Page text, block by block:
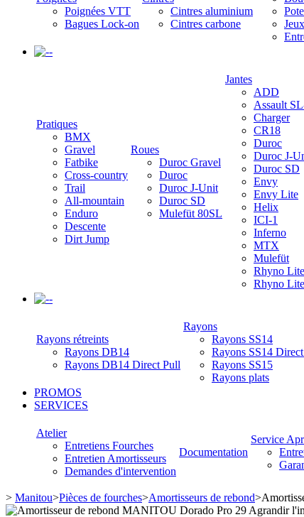
Poignées VTT
Bagues Lock-on
Cintres aluminium
Cintres carbone
-
Pratiques
BMX
Gravel
Fatbike
Cross-country
Trail
All-mountain
Enduro
Descente
Dirt Jump
Roues
Duroc Gravel
Duroc
Duroc J-Unit
Duroc SD
Mulefüt 80SL
Jantes
ADD
Assault
Charger
CR18
Duroc
Duroc J-
Duroc SD
Envy
Envy Lite
Helix
ICI-1
Inferno
MTX
Mulefüt
Rhyno Lite
Rhyno
-
Rayons rétreints
Rayons DB14
Rayons DB14 Direct Pull
Rayons
Rayons SS14
Rayons SS14
Rayons SS15
Rayons plats
PROMOS
SERVICES
Atelier
Entretiens Fourches
Entretien Amortisseurs
Demandes d'intervention
Documentation
Service
> Manitou>Pièces de fourches>Amortisseurs de rebond>
Agrandir